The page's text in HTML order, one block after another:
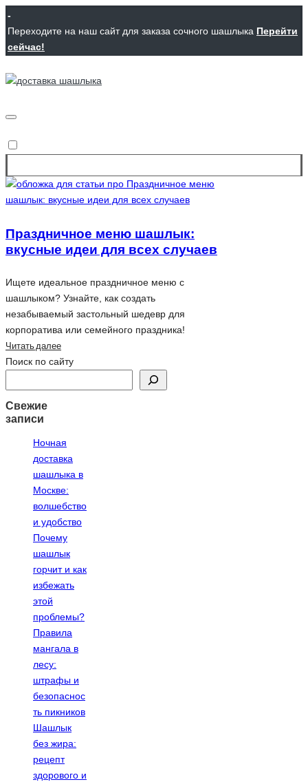
к
содержимому
-
Переходите на наш сайт для заказа сочного шашлыка Перейти
сейчас!
Блог
мастера
в
Москве
Праздничное меню шашлык:
вкусные идеи для всех случаев
Ищете идеальное праздничное меню с
шашлыком? Узнайте, как создать
незабываемый застольный шедевр для
корпоратива или семейного праздника!
Читать далее
Поиск по сайту
Свежие
записи
Ночная
доставка
шашлыка в
Москве:
волшебство
и удобство
Почему
шашлык
горчит и как
избежать
этой
проблемы?
Правила
мангала в
лесу:
штрафы и
безопаснос
ть пикников
Шашлык
без жира:
рецепт
здорового и